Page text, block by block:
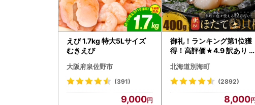
えび 1.7kg 特大5Lサイズ
むきえび
大阪府泉佐野市
(391)
9,000
御礼！ランキング第1位獲
得！高評価★4.9 訳あり ホ
貝柱 冷凍 ）
北海道別海町
(2892)
8,000